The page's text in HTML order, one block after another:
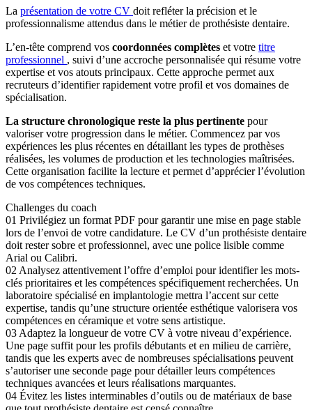
La présentation de votre CV doit refléter la précision et le
professionnalisme attendus dans le métier de prothésiste dentaire.
L’en-tête comprend vos coordonnées complètes et votre titre
professionnel , suivi d’une accroche personnalisée qui résume votre
expertise et vos atouts principaux. Cette approche permet aux
recruteurs d’identifier rapidement votre profil et vos domaines de
spécialisation.
La structure chronologique reste la plus pertinente pour
valoriser votre progression dans le métier. Commencez par vos
expériences les plus récentes en détaillant les types de prothèses
réalisées, les volumes de production et les technologies maîtrisées.
Cette organisation facilite la lecture et permet d’apprécier l’évolution
de vos compétences techniques.
Challenges du coach
01 Privilégiez un format PDF pour garantir une mise en page stable
lors de l’envoi de votre candidature. Le CV d’un prothésiste dentaire
doit rester sobre et professionnel, avec une police lisible comme
Arial ou Calibri.
02 Analysez attentivement l’offre d’emploi pour identifier les mots-
clés prioritaires et les compétences spécifiquement recherchées. Un
laboratoire spécialisé en implantologie mettra l’accent sur cette
expertise, tandis qu’une structure orientée esthétique valorisera vos
compétences en céramique et votre sens artistique.
03 Adaptez la longueur de votre CV à votre niveau d’expérience.
Une page suffit pour les profils débutants et en milieu de carrière,
tandis que les experts avec de nombreuses spécialisations peuvent
s’autoriser une seconde page pour détailler leurs compétences
techniques avancées et leurs réalisations marquantes.
04 Évitez les listes interminables d’outils ou de matériaux de base